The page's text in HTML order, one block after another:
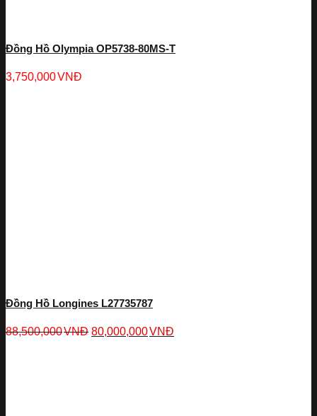
Đồng Hồ Olympia OP5738-80MS-T
3,750,000VNĐ
Đồng Hồ Longines L27735787
88,500,000VNĐ 80,000,000VNĐ